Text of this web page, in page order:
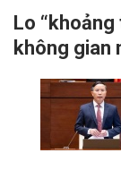
Lo
không gian